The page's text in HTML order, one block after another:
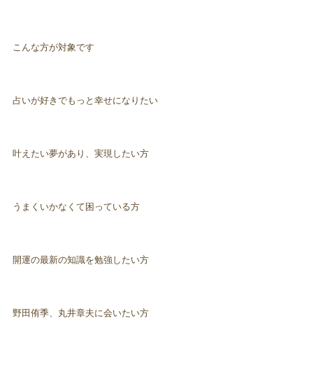
こんな方が対象です
占いが好きでもっと幸せになりたい
叶えたい夢があり、実現したい方
うまくいかなくて困っている方
開運の最新の知識を勉強したい方
野田侑季、丸井章夫に会いたい方